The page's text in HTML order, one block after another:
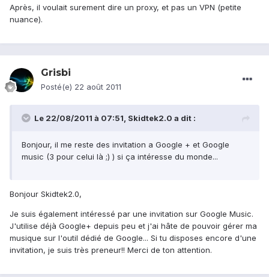
Après, il voulait surement dire un proxy, et pas un VPN (petite
nuance).
Grisbi
Posté(e) 22 août 2011
Le 22/08/2011 à 07:51, Skidtek2.0 a dit :
Bonjour, il me reste des invitation a Google + et Google
music (3 pour celui là ;) ) si ça intéresse du monde...
Bonjour Skidtek2.0,
Je suis également intéressé par une invitation sur Google Music.
J'utilise déjà Google+ depuis peu et j'ai hâte de pouvoir gérer ma
musique sur l'outil dédié de Google... Si tu disposes encore d'une
invitation, je suis très preneur!! Merci de ton attention.